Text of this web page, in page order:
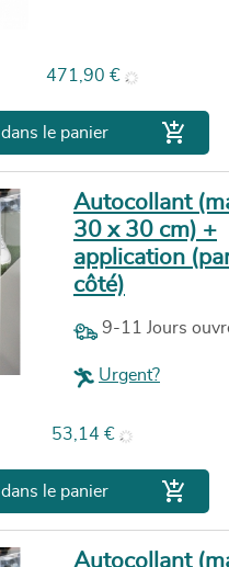
Prix
471,90 €
dans le panier 
Autocollant
30 x 30 cm) +
application
côté)
9-11 Jours
Urgent?
Prix
53,14 €
dans le panier 
Autocollant